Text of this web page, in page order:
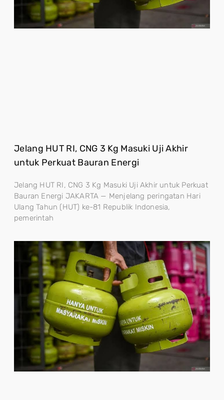
Jelang HUT RI, CNG 3 Kg Masuki Uji Akhir
untuk Perkuat Bauran Energi
Jelang HUT RI, CNG 3 Kg Masuki Uji Akhir untuk Perkuat
Bauran Energi JAKARTA — Menjelang peringatan Hari
Ulang Tahun (HUT) ke-81 Republik Indonesia,
pemerintah